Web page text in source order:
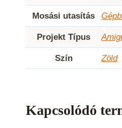
Mosási utasítás
Projekt Típus
Szín Zöld
Kapcsolódó